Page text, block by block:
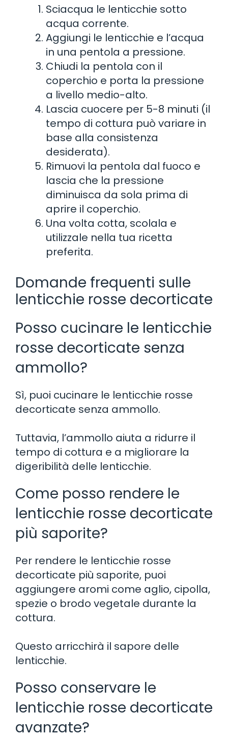
Sciacqua le lenticchie sotto
acqua corrente.
Aggiungi le lenticchie e l’acqua
in una pentola a pressione.
Chiudi la pentola con il
coperchio e porta la pressione
a livello medio-alto.
Lascia cuocere per 5-8 minuti (il
tempo di cottura può variare in
base alla consistenza
desiderata).
Rimuovi la pentola dal fuoco e
lascia che la pressione
diminuisca da sola prima di
aprire il coperchio.
Una volta cotta, scolala e
utilizzale nella tua ricetta
preferita.
Domande frequenti sulle
lenticchie rosse decorticate
Posso cucinare le lenticchie
rosse decorticate senza
ammollo?
Sì, puoi cucinare le lenticchie rosse
decorticate senza ammollo.
Tuttavia, l’ammollo aiuta a ridurre il
tempo di cottura e a migliorare la
digeribilità delle lenticchie.
Come posso rendere le
lenticchie rosse decorticate
più saporite?
Per rendere le lenticchie rosse
decorticate più saporite, puoi
aggiungere aromi come aglio, cipolla,
spezie o brodo vegetale durante la
cottura.
Questo arricchirà il sapore delle
lenticchie.
Posso conservare le
lenticchie rosse decorticate
avanzate?